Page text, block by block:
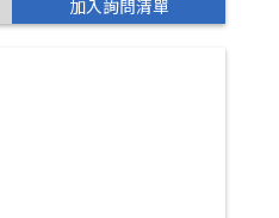
加入詢問清單